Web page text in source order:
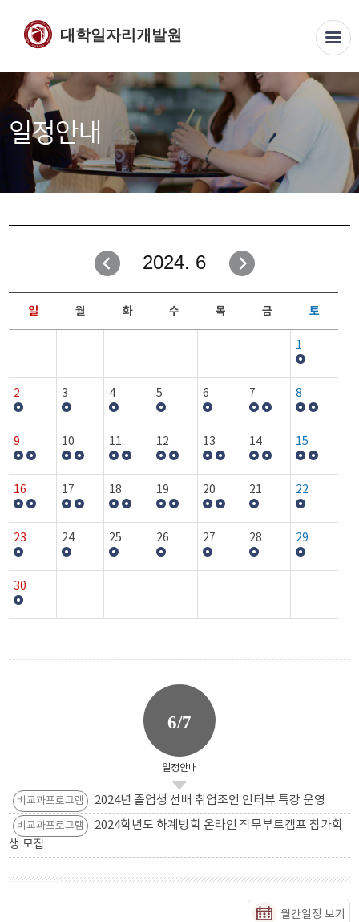
대학일자리개발원
일정안내
2024. 6
일 월 화 수 목 금 토
1
2 3 4 5 6 7 8
9 10 11 12 13 14 15
16 17 18 19 20 21 22
23 24 25 26 27 28 29
30
6/7
일정안내
비교과프로그램 2024년 졸업생 선배 취업조언 인터뷰 특강 운영
비교과프로그램
2024학년도 하계방학 온라인 직무부트캠프 참가학
생 모집
월간일정 보기